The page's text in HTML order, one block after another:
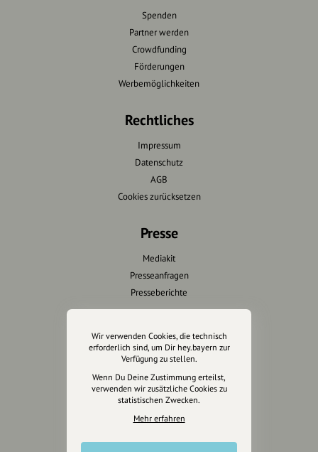
Spenden
Partner werden
Crowdfunding
Förderungen
Werbemöglichkeiten
Rechtliches
Impressum
Datenschutz
AGB
Cookies zurücksetzen
Presse
Mediakit
Presseanfragen
Presseberichte
Wir unterstützen Euch
Fotografie & mehr
Marketing
Design & Branding
Anakin Design
Wir verwenden Cookies, die technisch
erforderlich sind, um Dir hey.bayern zur
Verfügung zu stellen.
Wenn Du Deine Zustimmung erteilst,
verwenden wir zusätzliche Cookies zu
statistischen Zwecken.
Mehr erfahren